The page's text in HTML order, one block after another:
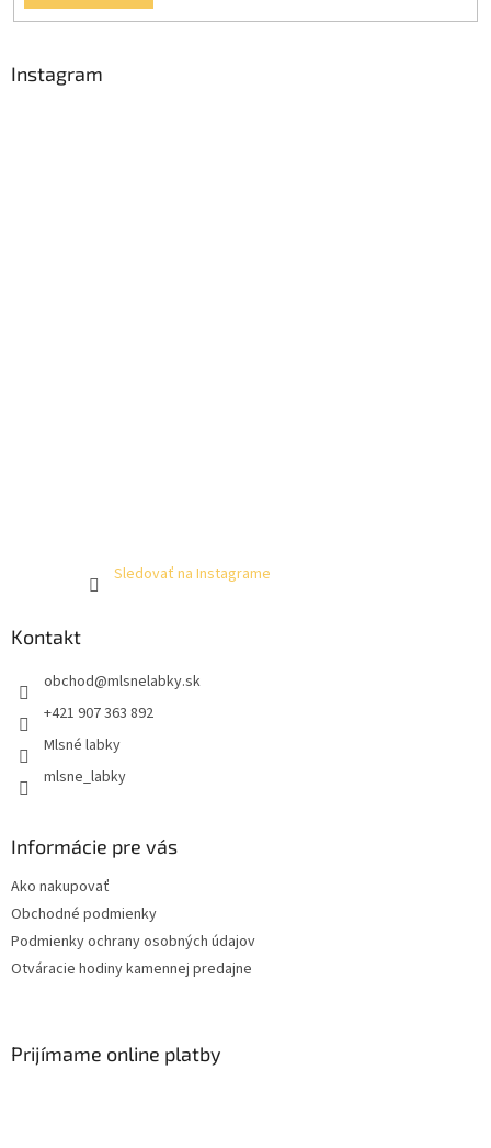
s
Instagram
Sledovať na Instagrame
Kontakt
obchod@mlsnelabky.sk
+421 907 363 892
Mlsné labky
mlsne_labky
Informácie pre vás
Ako nakupovať
Obchodné podmienky
Podmienky ochrany osobných údajov
Otváracie hodiny kamennej predajne
Prijímame online platby